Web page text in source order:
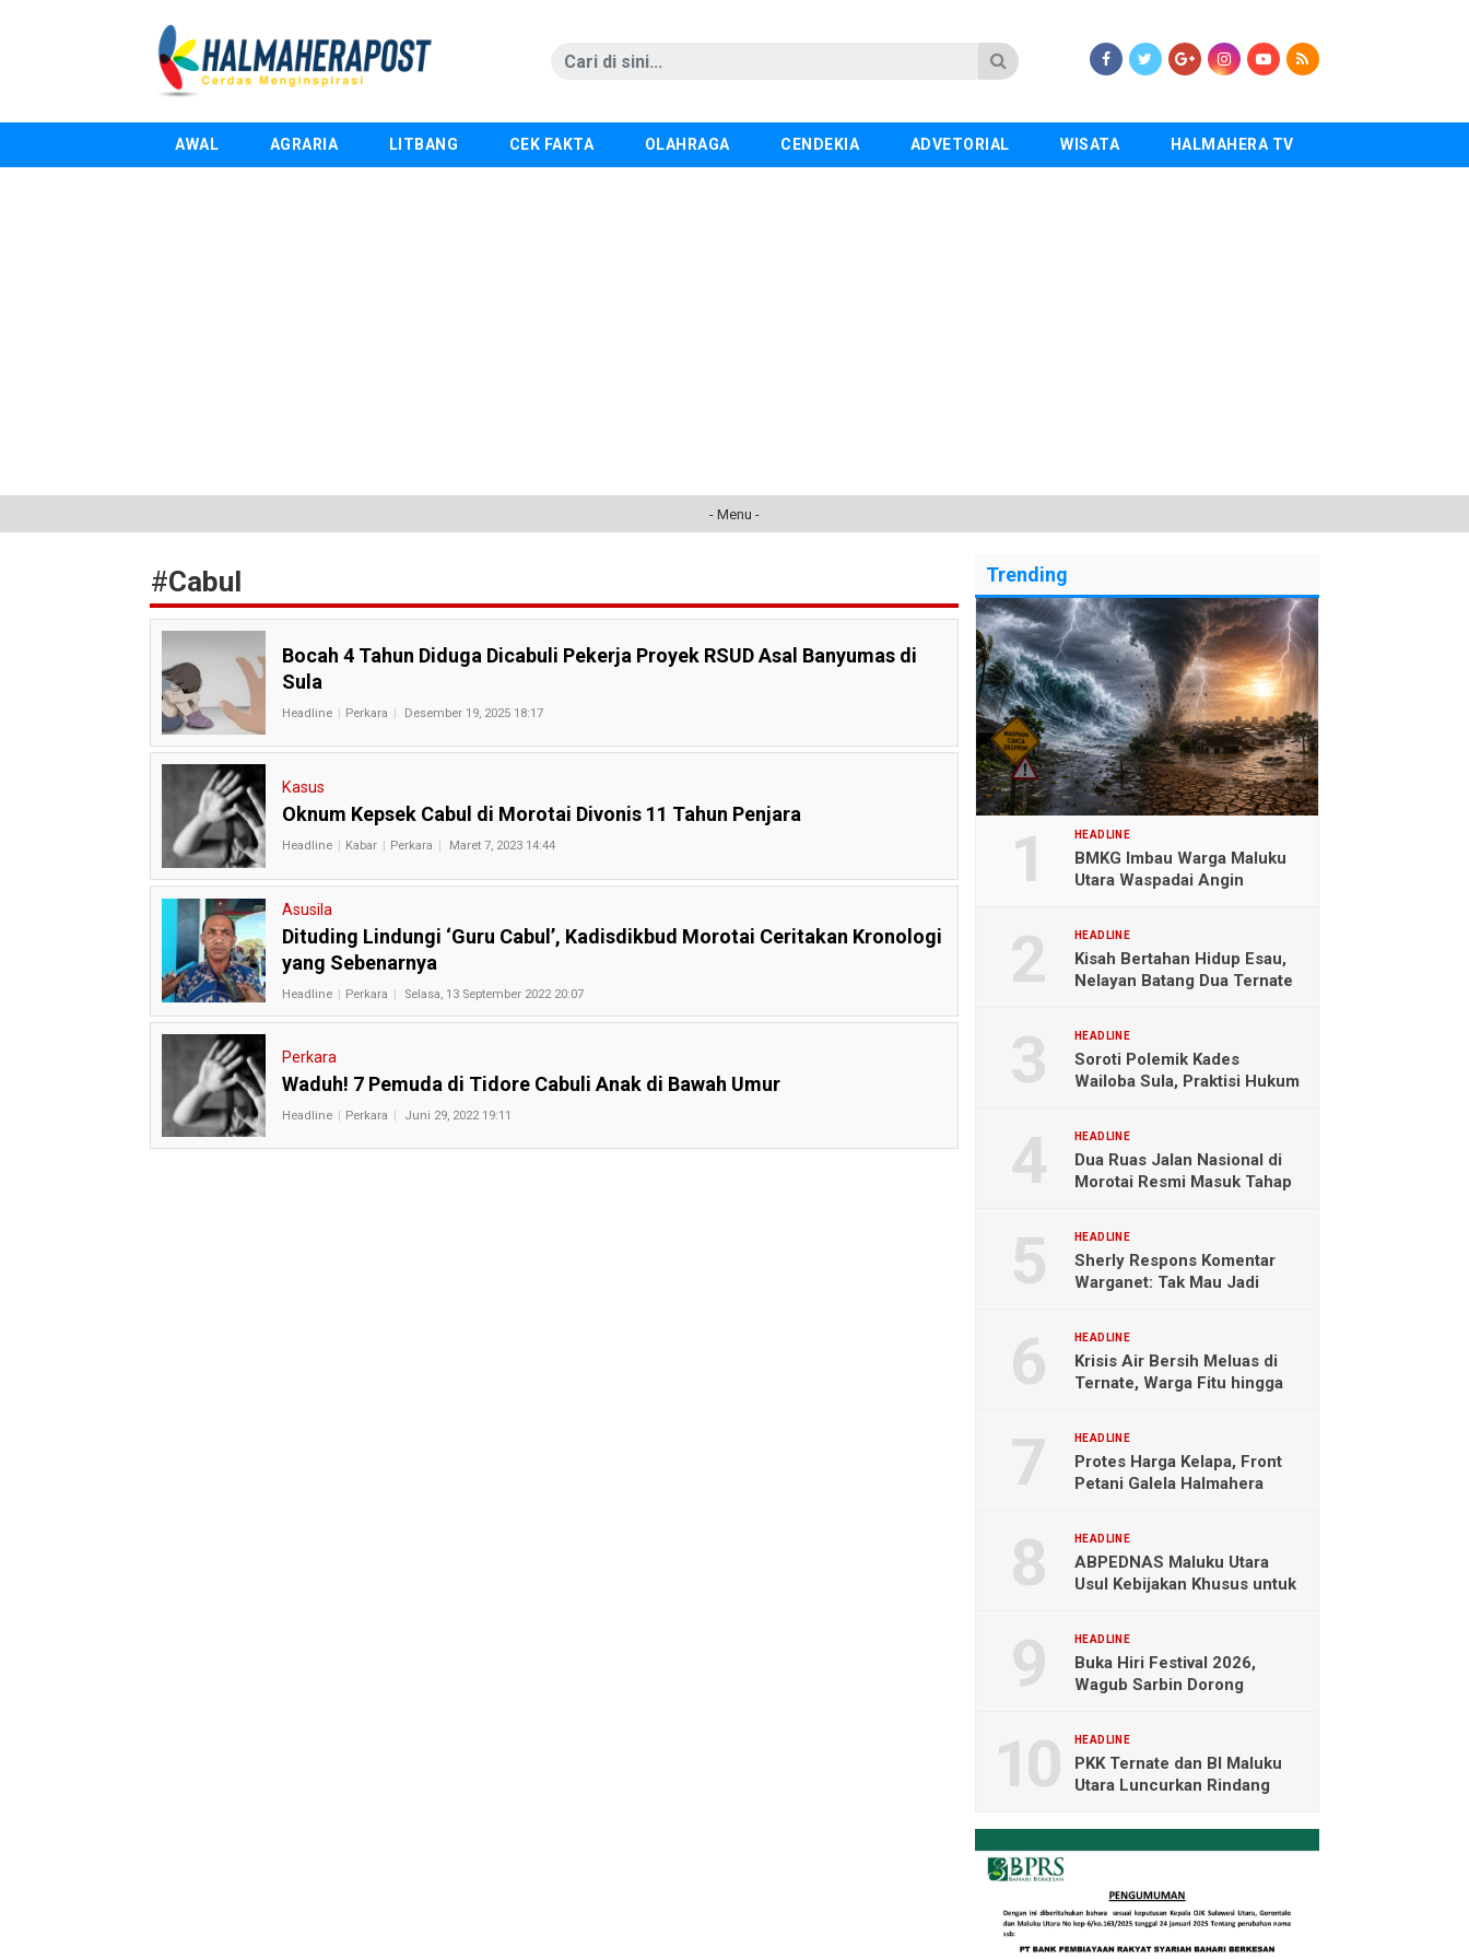
AWAL AGRARIA LITBANG CEK FAKTA OLAHRAGA CENDEKIA ADVETORIAL WISATA HALMAHERA TV
- Menu -
#Cabul
Bocah 4 Tahun Diduga Dicabuli Pekerja Proyek RSUD Asal Banyumas di
Sula
Headline Perkara Desember 19, 2025 18:17
Kasus
Oknum Kepsek Cabul di Morotai Divonis 11 Tahun Penjara
Headline Kabar Perkara Maret 7, 2023 14:44
Asusila
Dituding Lindungi ‘Guru Cabul’, Kadisdikbud Morotai Ceritakan Kronologi
yang Sebenarnya
Headline Perkara Selasa, 13 September 2022 20:07
Perkara
Waduh! 7 Pemuda di Tidore Cabuli Anak di Bawah Umur
Headline Perkara Juni 29, 2022 19:11
Trending
HEADLINE
BMKG Imbau Warga Maluku
Utara Waspadai Angin
HEADLINE
Kisah Bertahan Hidup Esau,
Nelayan Batang Dua Ternate
HEADLINE
Soroti Polemik Kades
Wailoba Sula, Praktisi Hukum
HEADLINE
Dua Ruas Jalan Nasional di
Morotai Resmi Masuk Tahap
HEADLINE
Sherly Respons Komentar
Warganet: Tak Mau Jadi
HEADLINE
Krisis Air Bersih Meluas di
Ternate, Warga Fitu hingga
HEADLINE
Protes Harga Kelapa, Front
Petani Galela Halmahera
HEADLINE
ABPEDNAS Maluku Utara
Usul Kebijakan Khusus untuk
HEADLINE
Buka Hiri Festival 2026,
Wagub Sarbin Dorong
HEADLINE
PKK Ternate dan BI Maluku
Utara Luncurkan Rindang
Pangan